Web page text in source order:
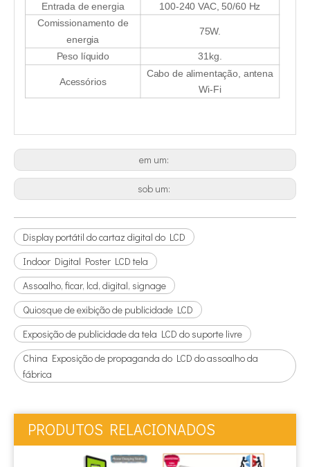
Entrada de energia
100-240 VAC, 50/60 Hz
Comissionamento de
energia
75W.
Peso líquido 31kg.
Acessórios
Cabo de alimentação, antena
Wi-Fi
em um:
sob um:
Display portátil do cartaz digital do LCD
Indoor Digital Poster LCD tela
Assoalho, ficar, lcd, digital, signage
Quiosque de exibição de publicidade LCD
Exposição de publicidade da tela LCD do suporte livre
China Exposição de propaganda do LCD do assoalho da
fábrica
PRODUTOS RELACIONADOS